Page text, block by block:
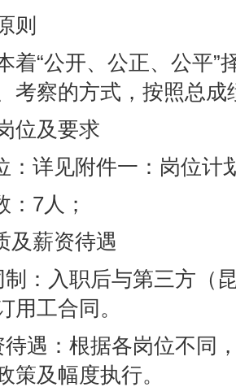
则
着“公开、公正、公平”
考察的方式，按照总
位及要求
：详见附件一：岗位计
：7人；
及薪资待遇
制：入职后与第三方（
用工合同。
待遇：根据各岗位不同
策及幅度执行。